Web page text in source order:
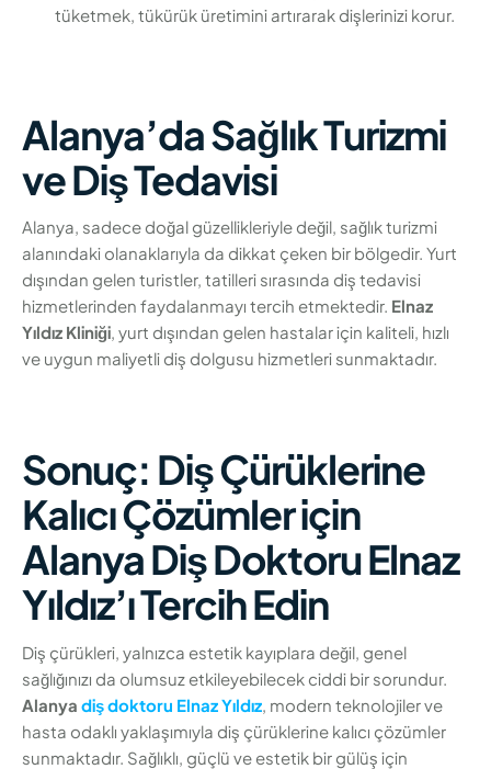
tüketmek, tükürük üretimini artırarak dişlerinizi korur.
Alanya’da Sağlık Turizmi
ve Diş Tedavisi
Alanya, sadece doğal güzellikleriyle değil, sağlık turizmi
alanındaki olanaklarıyla da dikkat çeken bir bölgedir. Yurt
dışından gelen turistler, tatilleri sırasında diş tedavisi
hizmetlerinden faydalanmayı tercih etmektedir. Elnaz
Yıldız Kliniği, yurt dışından gelen hastalar için kaliteli, hızlı
ve uygun maliyetli diş dolgusu hizmetleri sunmaktadır.
Sonuç: Diş Çürüklerine
Kalıcı Çözümler için
Alanya Diş Doktoru Elnaz
Yıldız’ı Tercih Edin
Diş çürükleri, yalnızca estetik kayıplara değil, genel
sağlığınızı da olumsuz etkileyebilecek ciddi bir sorundur.
Alanya diş doktoru Elnaz Yıldız , modern teknolojiler ve
hasta odaklı yaklaşımıyla diş çürüklerine kalıcı çözümler
sunmaktadır. Sağlıklı, güçlü ve estetik bir gülüş için